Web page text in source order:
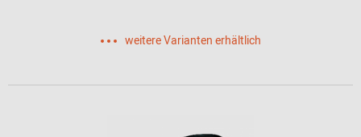
weitere Varianten erhältlich